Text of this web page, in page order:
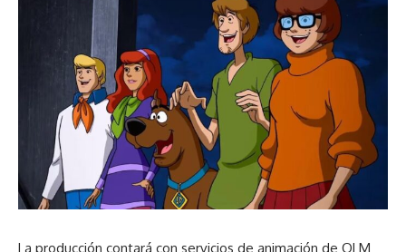
La producción contará con servicios de animación de OLM